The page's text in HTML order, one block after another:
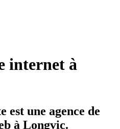
internet à
est une agence de
à Longvic.